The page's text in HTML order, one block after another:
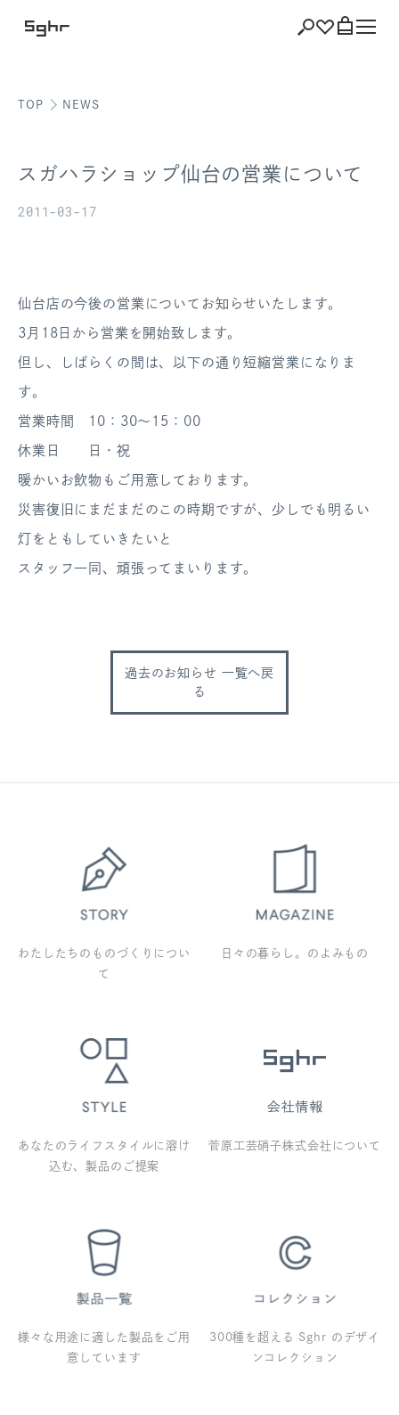
ショッピング バッグを見る
ポイント
ログアウト
TOP NEWS
スガハラショップ仙台の営業について
2011-03-17
仙台店の今後の営業についてお知らせいたします。
3月18日から営業を開始致します。
但し、しばらくの間は、以下の通り短縮営業になりま
す。
営業時間 10：30～15：00
休業日 日・祝
暖かいお飲物もご用意しております。
災害復旧にまだまだのこの時期ですが、少しでも明るい
灯をともしていきたいと
スタッフ一同、頑張ってまいります。
過去のお知らせ 一覧へ戻
る
わたしたちのものづくりについ
て
日々の暮らし。のよみもの
あなたのライフスタイルに溶け
込む、製品のご提案
菅原工芸硝子株式会社について
様々な用途に適した製品をご用
意しています
300種を超える Sghr のデザイ
ンコレクション